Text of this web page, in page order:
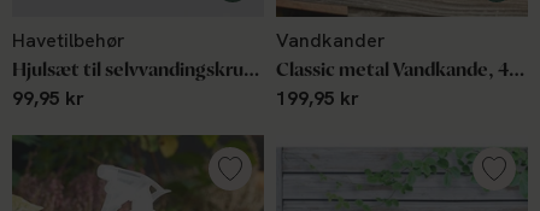
Havetilbehør
Hjulsæt til selvvandingskrukke, 4 stk, ABC Plant Growers
99,95 kr
Vandkander
Classic metal Vandkande, 4,5 L, Grøn
199,95 kr